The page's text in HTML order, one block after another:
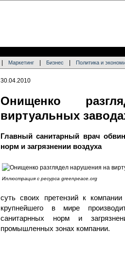
Маркетинг Бизнес Политика и
30.04.2010
Онищенко
виртуальных
Главный санитарный врач
норм и загрязнении воздуха
Иллюстрация с ресурса greenpeace.org
суть своих претензий к
крупнейшего в мире
санитарнных норм и
промышленных зонах компании.